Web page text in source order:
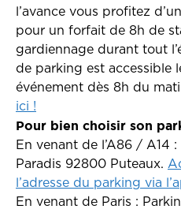
l’avance vous profitez
pour un forfait de 8h de
gardiennage durant tout
de parking est accessible
événement dès 8h du
ici !
Pour bien choisir son
En venant de l’A86 / A14
Paradis 92800 Puteaux.
l’adresse du parking via
En venant de Paris :